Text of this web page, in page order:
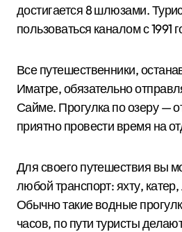
достигается 8 шлюзами.
пользоваться каналом с 1991
Все путешественники,
Иматре, обязательно
Сайме. Прогулка по озеру —
приятно провести время на
Для своего путешествия вы
любой транспорт: яхту,
Обычно такие водные
часов, по пути туристы